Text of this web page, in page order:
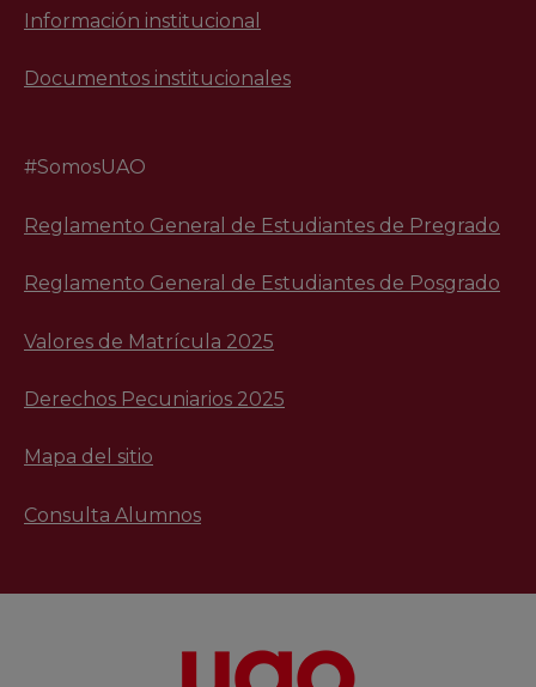
Información institucional
Documentos institucionales
#SomosUAO
Reglamento General de Estudiantes de Pregrado
Reglamento General de Estudiantes de Posgrado
Valores de Matrícula 2025
Derechos Pecuniarios 2025
Mapa del sitio
Consulta Alumnos